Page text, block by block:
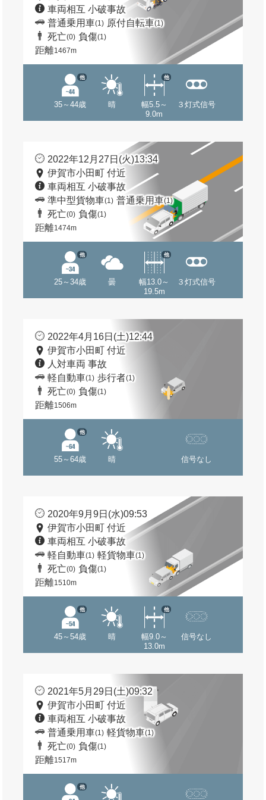
車両相互 小破事故
普通乗用車(1) 原付自転車(1)
死亡(0) 負傷(1)
距離1467m
35～44歳
他
晴
幅5.5～
9.0m
他
３灯式信号
2022年12月27日(火)13:34
伊賀市小田町 付近
車両相互 小破事故
準中型貨物車(1) 普通乗用車(1)
死亡(0) 負傷(1)
距離1474m
25～34歳
他
曇
幅13.0～
19.5m
他
３灯式信号
2022年4月16日(土)12:44
伊賀市小田町 付近
人対車両 事故
軽自動車(1) 歩行者(1)
死亡(0) 負傷(1)
距離1506m
55～64歳
他
晴 信号なし
2020年9月9日(水)09:53
伊賀市小田町 付近
車両相互 小破事故
軽自動車(1) 軽貨物車(1)
死亡(0) 負傷(1)
距離1510m
45～54歳
他
晴
幅9.0～
13.0m
他
信号なし
2021年5月29日(土)09:32
伊賀市小田町 付近
車両相互 小破事故
普通乗用車(1) 軽貨物車(1)
死亡(0) 負傷(1)
距離1517m
他